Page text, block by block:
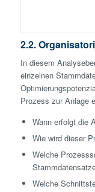
2.2.
In diesem
einzelnen
Prozess zur Anlage
Wann erfolgt die
Wie wird dieser
Welche
Welche